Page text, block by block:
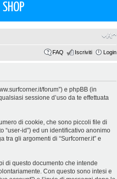
SHOP
FAQ Iscriviti Login
forum”) e phpBB (in
sessione d’uso da te effettuata
di cookie, che sono piccoli file di
“user-id”) ed un identificativo anonimo
gli argomenti di “Surfcorner.it” e
di questo documento che intende
Con questo sono intesi e